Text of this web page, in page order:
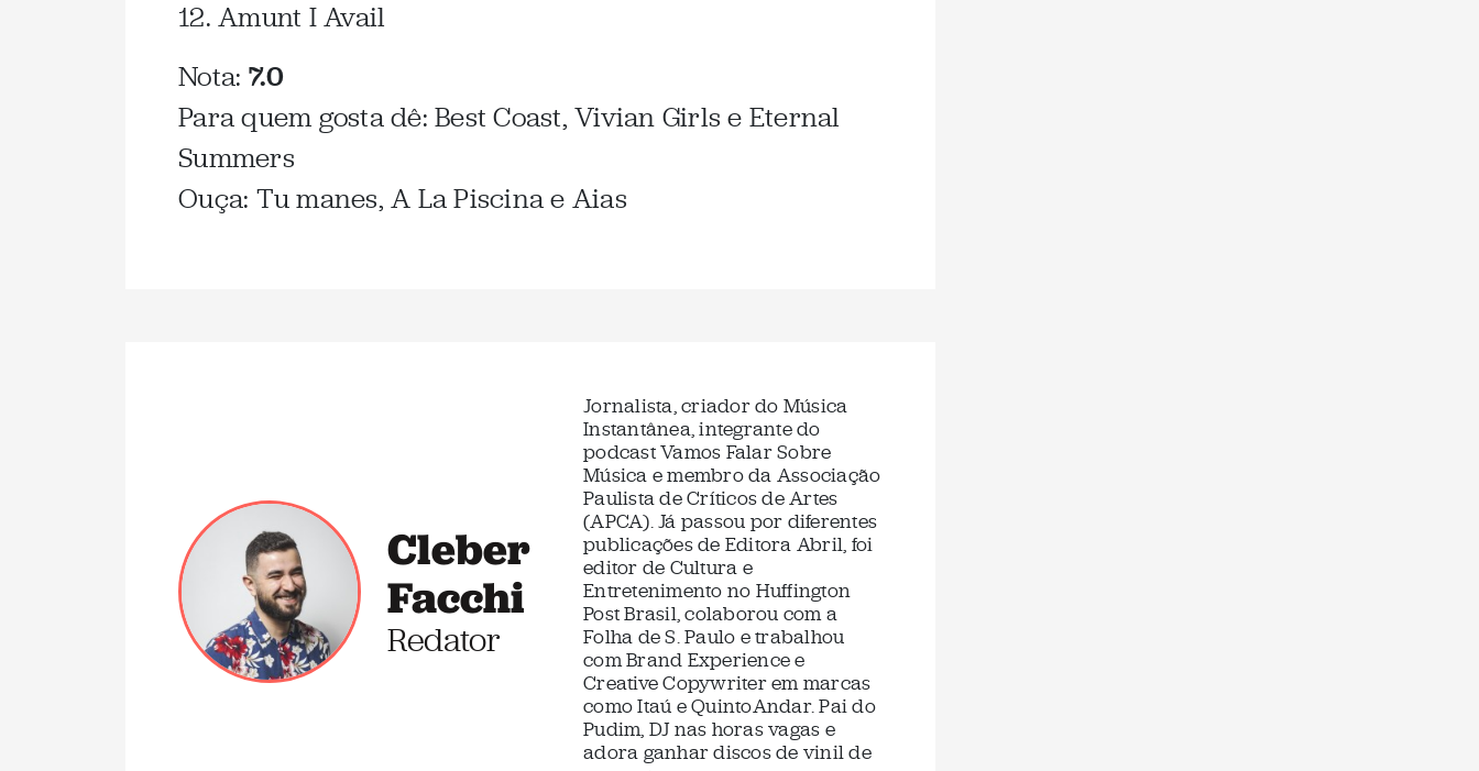
12. Amunt I Avail
Nota: 7.0
Para quem gosta dê: Best Coast, Vivian Girls e Eternal
Summers
Ouça: Tu manes, A La Piscina e Aias
Cleber
Facchi
Redator
Jornalista, criador do Música
Instantânea, integrante do
podcast Vamos Falar Sobre
Música e membro da Associação
Paulista de Críticos de Artes
(APCA). Já passou por diferentes
publicações de Editora Abril, foi
editor de Cultura e
Entretenimento no Huffington
Post Brasil, colaborou com a
Folha de S. Paulo e trabalhou
com Brand Experience e
Creative Copywriter em marcas
como Itaú e QuintoAndar. Pai do
Pudim, DJ nas horas vagas e
adora ganhar discos de vinil de